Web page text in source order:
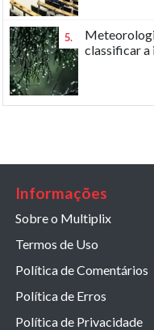
5.
classificar a
Informações
Sobre o Multiplix
Termos de Uso
Política de Comentários
Política de Erros
Política de Privacidade